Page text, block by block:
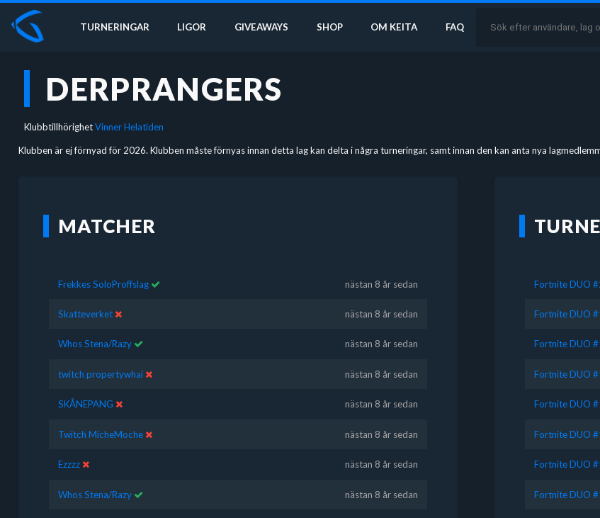
TURNERINGAR LIGOR GIVEAWAYS SHOP OM KEITA FAQ
DERPRANGERS
KlubbtillhörighetVinner Helatiden
Klubben är ej förnyad för 2026. Klubben måste förnyas innan detta lag kan delta i några turneringar, samt innan den kan anta nya
MATCHER
Frekkes SoloProffslag nästan 8 år sedan
Skatteverket nästan 8 år sedan
Whos Stena/Razy nästan 8 år sedan
twitch propertywhai nästan 8 år sedan
SKÅNEPANG nästan 8 år sedan
Twitch MicheMoche nästan 8 år sedan
Ezzzz nästan 8 år sedan
Whos Stena/Razy nästan 8 år sedan
Fortnite DUO
Fortnite DUO
Fortnite DUO
Fortnite DUO
Fortnite DUO
Fortnite DUO
Fortnite DUO
Fortnite DUO